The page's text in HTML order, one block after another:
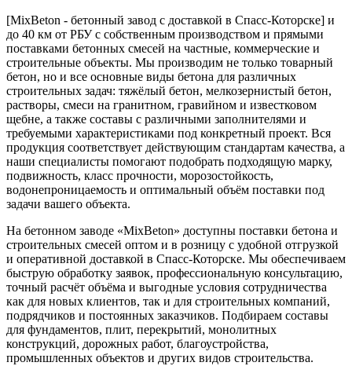
[MixBeton - бетонный завод с доставкой в Спасс-Которске] и
до 40 км от РБУ с собственным производством и прямыми
поставками бетонных смесей на частные, коммерческие и
строительные объекты. Мы производим не только товарный
бетон, но и все основные виды бетона для различных
строительных задач: тяжёлый бетон, мелкозернистый бетон,
растворы, смеси на гранитном, гравийном и известковом
щебне, а также составы с различными заполнителями и
требуемыми характеристиками под конкретный проект. Вся
продукция соответствует действующим стандартам качества, а
наши специалисты помогают подобрать подходящую марку,
подвижность, класс прочности, морозостойкость,
водонепроницаемость и оптимальный объём поставки под
задачи вашего объекта.
На бетонном заводе «MixBeton» доступны поставки бетона и
строительных смесей оптом и в розницу с удобной отгрузкой
и оперативной доставкой в Спасс-Которске. Мы обеспечиваем
быструю обработку заявок, профессиональную консультацию,
точный расчёт объёма и выгодные условия сотрудничества
как для новых клиентов, так и для строительных компаний,
подрядчиков и постоянных заказчиков. Подбираем составы
для фундаментов, плит, перекрытий, монолитных
конструкций, дорожных работ, благоустройства,
промышленных объектов и других видов строительства.